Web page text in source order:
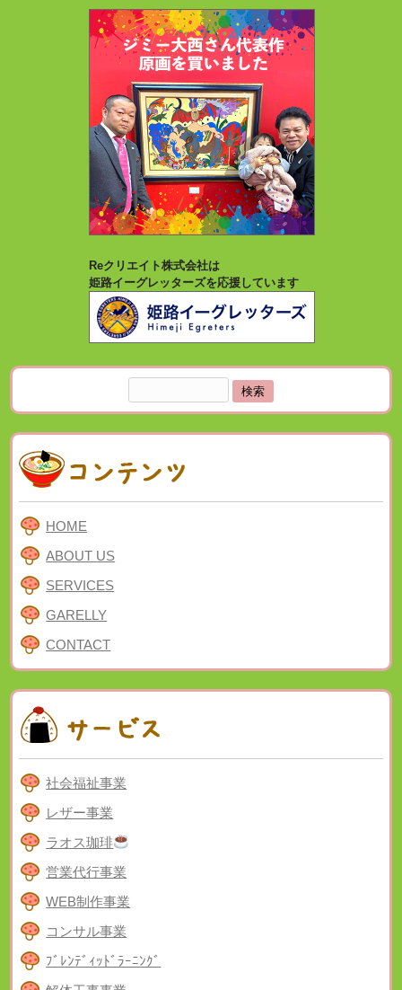
Reクリエイト株式会社は
姫路イーグレッターズを応援しています
索:
HOME
ABOUT US
SERVICES
GARELLY
CONTACT
社会福祉事業
レザー事業
ラオス珈琲
営業代行事業
WEB制作事業
コンサル事業
ﾌﾞﾚﾝﾃﾞｨｯﾄﾞﾗｰﾆﾝｸﾞ